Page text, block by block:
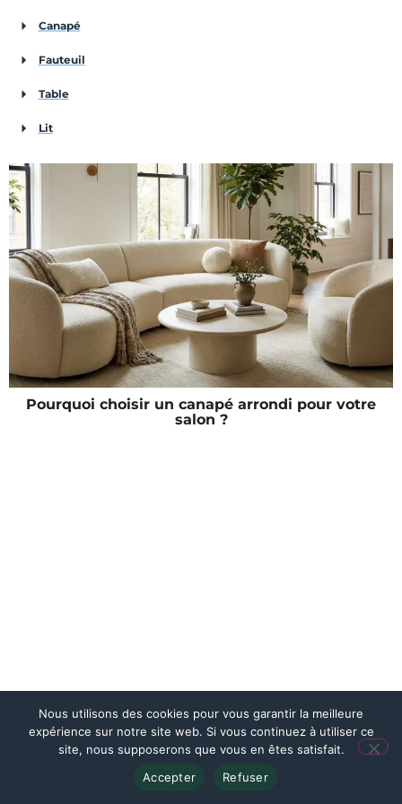
Canapé
Fauteuil
Table
Lit
Pourquoi choisir un canapé arrondi pour votre
salon ?
Nous utilisons des cookies pour vous garantir la meilleure
expérience sur notre site web. Si vous continuez à utiliser ce
site, nous supposerons que vous en êtes satisfait.
Accepter
Refuser